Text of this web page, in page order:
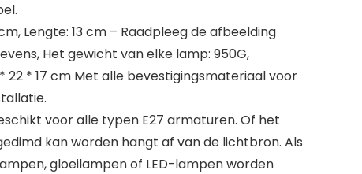
Lengte: 13 cm – Raadpleeg de afbeelding
Het gewicht van elke lamp: 950G,
​​22 * ​​17 cm Met alle bevestigingsmateriaal voor
voor alle typen E27 armaturen. Of het
kan worden hangt af van de lichtbron. Als
gloeilampen of LED-lampen worden